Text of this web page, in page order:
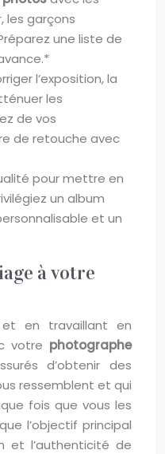
les garçons
une liste de
l’exposition, la
les
de vos
de retouche avec
pour mettre en
un album
et un
à votre
et en travaillant en
votre photographe
d’obtenir des
ressemblent et qui
fois que vous les
l’objectif principal
et l’authenticité de